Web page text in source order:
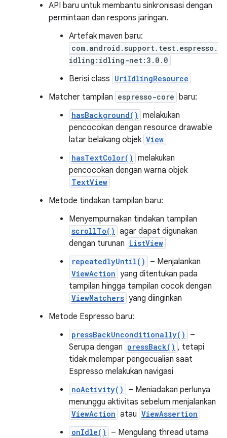
API baru untuk membantu sinkronisasi dengan
permintaan dan respons jaringan.
Artefak maven baru:
com.android.support.test.espresso.
idling:idling-net:3.0.0
Berisi class UriIdlingResource
Matcher tampilan espresso-core baru:
hasBackground() melakukan
pencocokan dengan resource drawable
latar belakang objek View
hasTextColor() melakukan
pencocokan dengan warna objek
TextView
Metode tindakan tampilan baru:
Menyempurnakan tindakan tampilan
scrollTo() agar dapat digunakan
dengan turunan ListView
repeatedlyUntil()
– Menjalankan
ViewAction yang ditentukan pada
tampilan hingga tampilan cocok dengan
ViewMatchers yang diinginkan
Metode Espresso baru:
pressBackUnconditionally()
–
Serupa dengan pressBack() , tetapi
tidak melempar pengecualian saat
Espresso melakukan navigasi
noActivity()
– Meniadakan perlunya
menunggu aktivitas sebelum menjalankan
ViewAction atau ViewAssertion
onIdle()
– Mengulang thread utama